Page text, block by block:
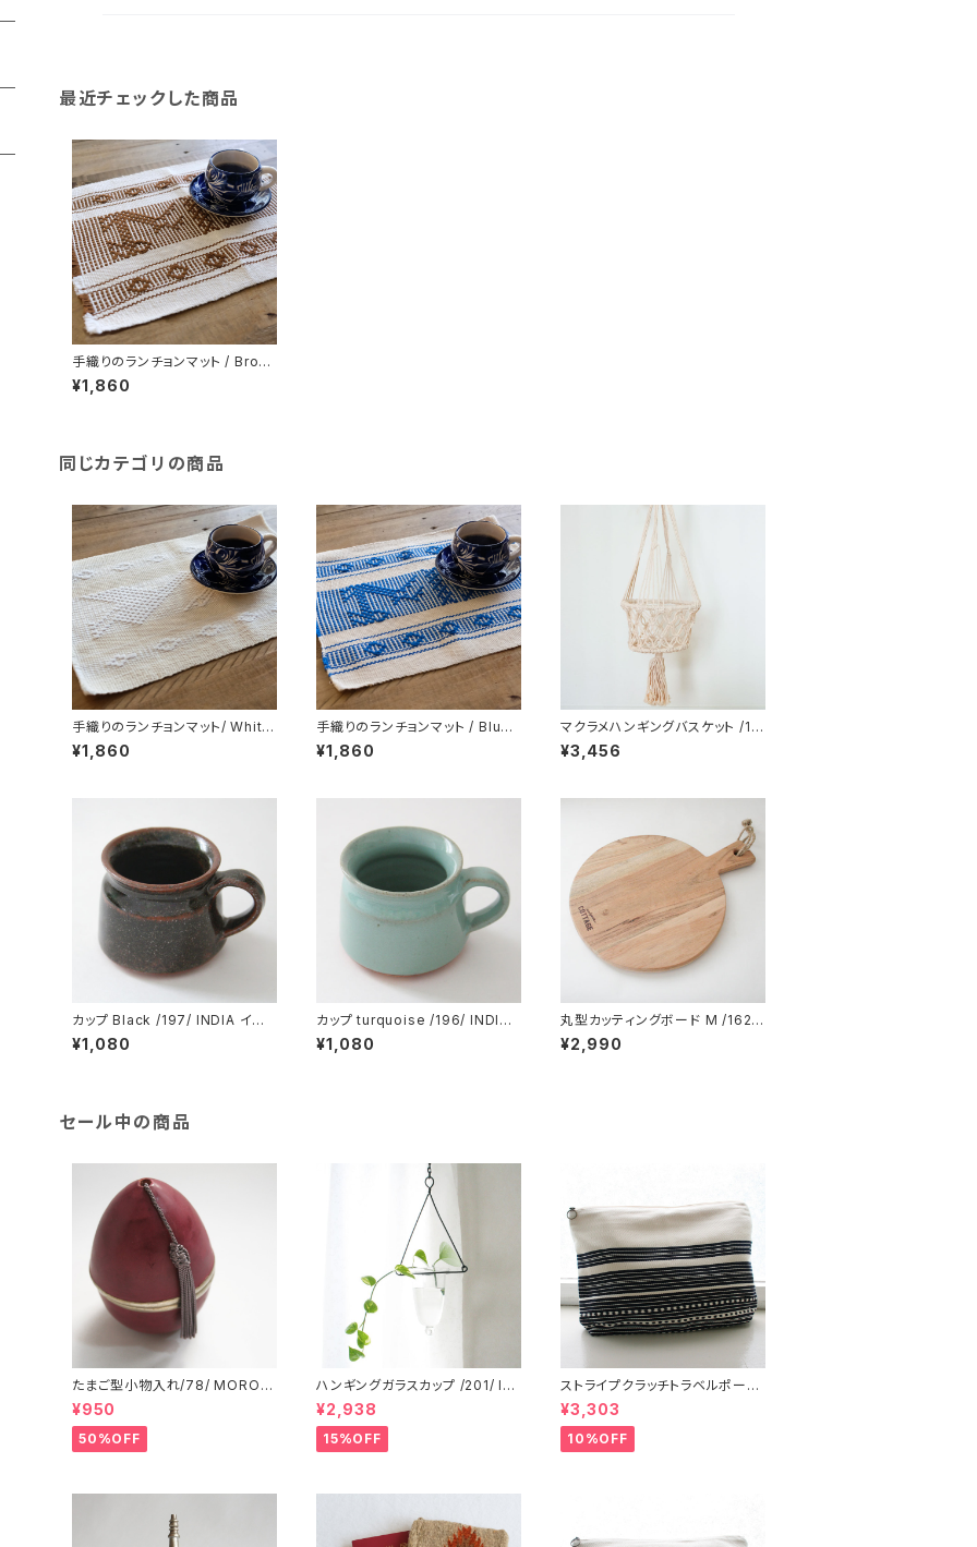
最近チェックした商品
手織りのランチョンマット / Brow
n /211c/ MEXICO メキシコ
¥1,860
同じカテゴリの商品
手織りのランチョンマット/ White
/211a/ MEXICO メキシコ
¥1,860
手織りのランチョンマット / Blue /
211b/ MEXICO メキシコ
¥1,860
マクラメハンギングバスケット /19
9/ INDIA インド
¥3,456
カップ Black /197/ INDIA イン
ド
¥1,080
カップ turquoise /196/ INDIA
インド
¥1,080
丸型カッティングボード M /162/ I
NDIA インド
¥2,990
セール中の商品
たまご型小物入れ/78/ MOROC
CO モロッコ
¥950
50%OFF
ハンギングガラスカップ /201/ IN
DIA インド
¥2,938
15%OFF
ストライプクラッチトラベルポーチ/
L /147/Blue/ HUNGARY ハン
ガリー
¥3,303
10%OFF